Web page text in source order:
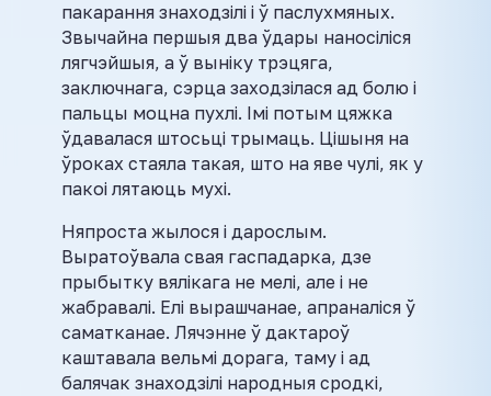
пакарання знаходзілі і ў паслухмяных.
Звычайна першыя два ўдары наносіліся
лягчэйшыя, а ў выніку трэцяга,
заключнага, сэрца заходзілася ад болю і
пальцы моцна пухлі. Імі потым цяжка
ўдавалася штосьці трымаць. Цішыня на
ўроках стаяла такая, што на яве чулі, як у
пакоі лятаюць мухі.
Няпроста жылося і дарослым.
Выратоўвала свая гаспадарка, дзе
прыбытку вялікага не мелі, але і не
жабравалі. Елі вырашчанае, апраналіся ў
саматканае. Лячэнне ў дактароў
каштавала вельмі дорага, таму і ад
балячак знаходзілі народныя сродкі,